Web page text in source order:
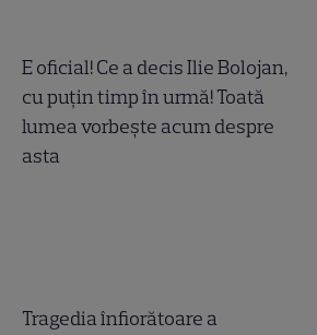
E oficial! Ce a decis Ilie Bolojan,
cu puțin timp în urmă! Toată
lumea vorbește acum despre
asta
Tragedia înfiorătoare a